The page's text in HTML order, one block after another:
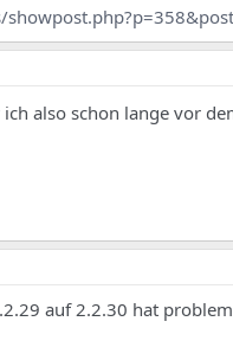
also schon lange vor
auf 2.2.30 hat